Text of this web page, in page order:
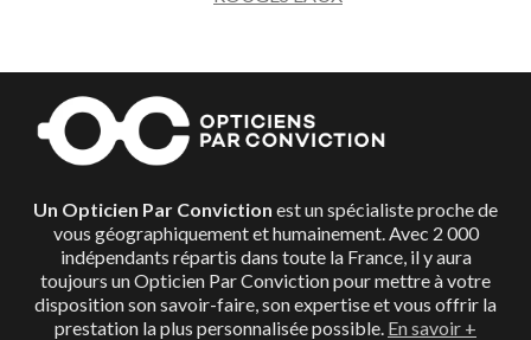
Un Opticien Par Conviction est un spécialiste proche de
vous géographiquement et humainement. Avec 2 000
indépendants répartis dans toute la France, il y aura
toujours un Opticien Par Conviction pour mettre à votre
disposition son savoir-faire, son expertise et vous offrir la
prestation la plus personnalisée possible. En savoir +